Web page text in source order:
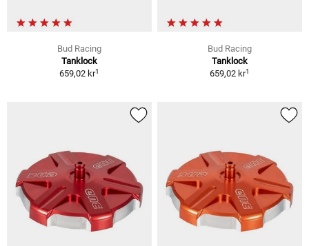
Bud Racing
Tanklock
659,02 kr1
Bud Racing
Tanklock
659,02 kr1